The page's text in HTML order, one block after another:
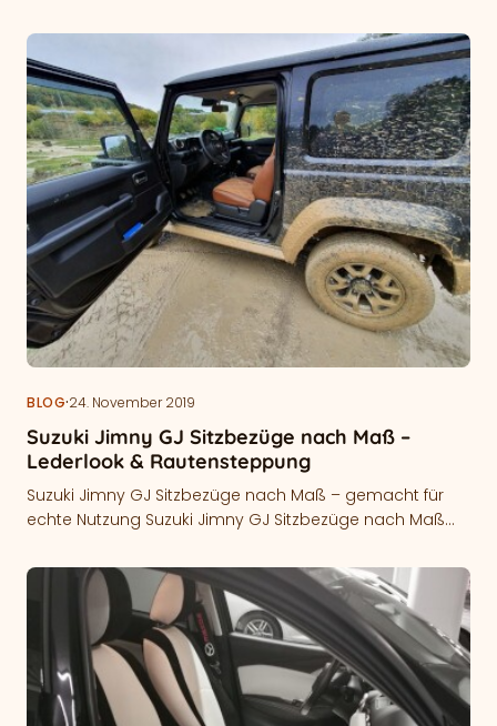
deutlichen…
BLOG·24. November 2019
Suzuki Jimny GJ Sitzbezüge nach Maß –
Lederlook & Rautensteppung
Suzuki Jimny GJ Sitzbezüge nach Maß – gemacht für
echte Nutzung Suzuki Jimny GJ Sitzbezüge nach Maß